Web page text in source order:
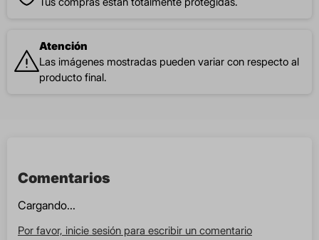
Atención
Las imágenes mostradas pueden variar con respecto al
producto final.
Comentarios
Cargando...
Por favor, inicie sesión para escribir un comentario